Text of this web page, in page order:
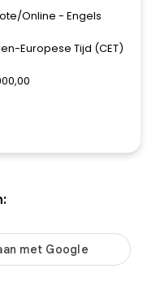
Online - Engels
Europese Tijd (CET)